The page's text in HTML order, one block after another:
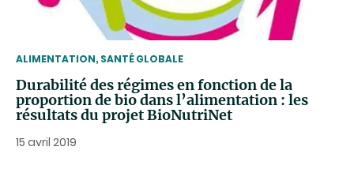
THEMATIC
ALIMENTATION, SANTÉ GLOBALE
Durabilité des régimes en fonction de la
proportion de bio dans l’alimentation : les
résultats du projet BioNutriNet
15 avril 2019